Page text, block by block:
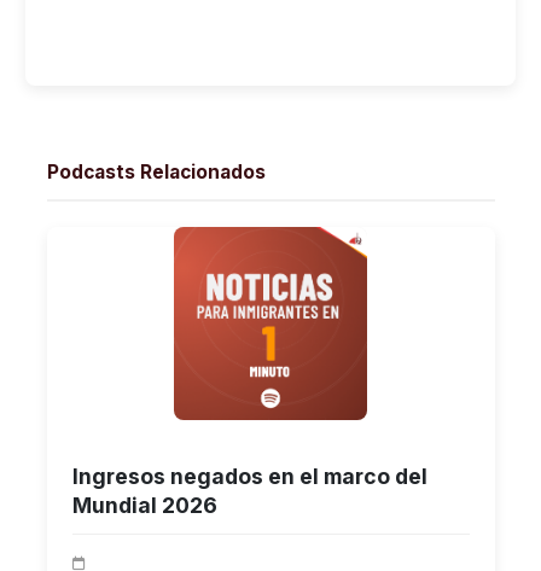
Podcasts Relacionados
Ingresos negados en el marco del
Mundial 2026